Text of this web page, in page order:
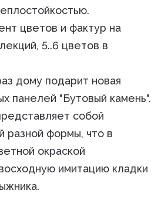
цветов и фактур на
5..6 цветов в
дому подарит новая
панелей "Бутовый камень".
собой
разной формы, что в
окраской
имитацию кладки